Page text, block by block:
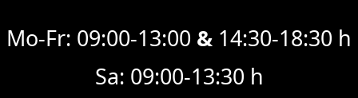
Mo-Fr: 09:00-13:00 & 14:30-18:30 h
Sa: 09:00-13:30 h